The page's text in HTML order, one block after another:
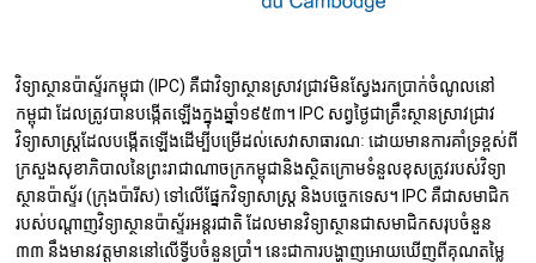
វិទ្យាស្ថានប៉ាស្ទ័រកម្ពុជា (IPC) គឺជាវិទ្យាស្ថានស្រាវជ្រាវមិនស្វែងរកប្រាក់ចំណូលនៅ
កម្ពុជា ដែលត្រូវបានបង្កើតឡើងក្នុងឆ្នាំ១៩៥៣។ IPC សព្វថ្ងៃជាគ្រឹះស្ថានស្រាវជ្រាវ
វិទ្យាសាស្ត្រដែលបង្កើតឡើងដើម្បីបម្រើដល់សេវាសាធារណៈ ដោយមានការគាំទ្រខ្ពស់ពី
ក្រសួងសុខាភិបាលនៃព្រះរាជាណាចក្រកម្ពុជា ​និងស្ថិតក្រោមទំនួលខុសត្រូវរបស់វិទ្យា
ស្ថានប៉ាស្ទ័រ (ក្រុងប៉ារីស) ទៅលើផ្នែកវិទ្យាសាស្ត្រ និងបច្ចេកទេស។ IPC គឺជាសមាជិក
របស់បណ្តាញវិទ្យាស្ថានប៉ាស្ទ័រអន្តរជាតិ ដែលមានវិទ្យាស្ថានជាសមាជិកសរុបចំនួន​
៣៣ នឹងមានវត្តមាននៅលើទ្វីបចំនួនប្រាំ។ នេះជាការបង្ហាញអោយឃើញពីគុណតម្លៃ